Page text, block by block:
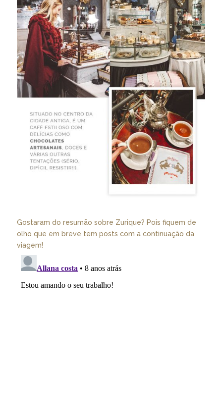
Gostaram do resumão sobre Zurique? Pois fiquem de
olho que em breve tem posts com a continuação da
viagem!